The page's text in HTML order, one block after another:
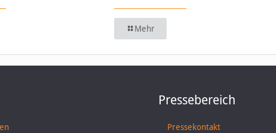
Mehr
Pressebereich
Pressekontakt